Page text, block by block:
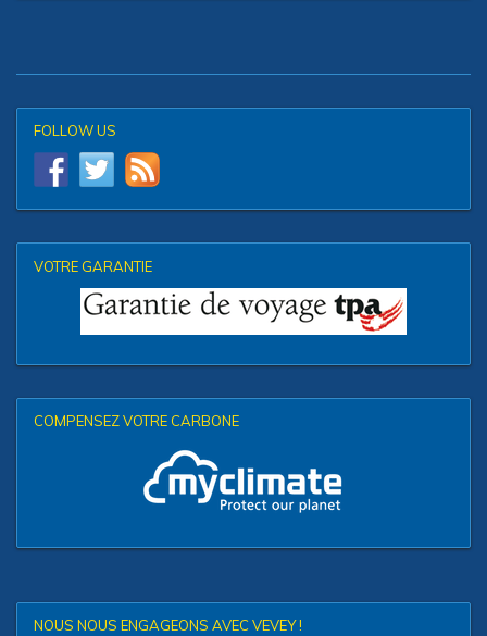
FOLLOW US
VOTRE GARANTIE
COMPENSEZ VOTRE CARBONE
NOUS NOUS ENGAGEONS AVEC VEVEY !